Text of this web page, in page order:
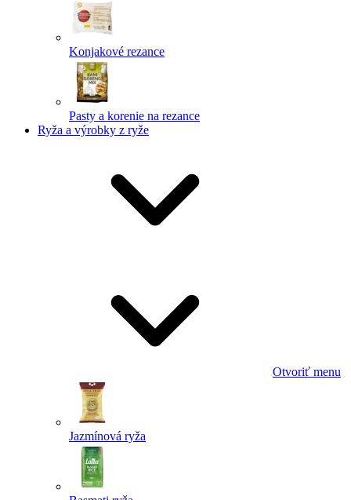
Konjakové rezance
Pasty a korenie na rezance
Ryža a výrobky z ryže
Otvoriť menu
Jazmínová ryža